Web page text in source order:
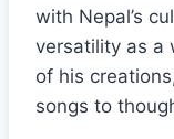
with Nepal’s
versatility as a
of his
songs to